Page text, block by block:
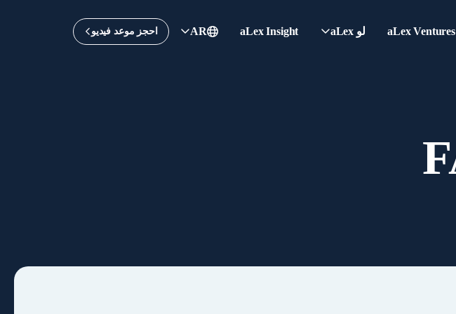
aLex Ventures لو aLex aLex Insight
AR احجز موعد فيديو